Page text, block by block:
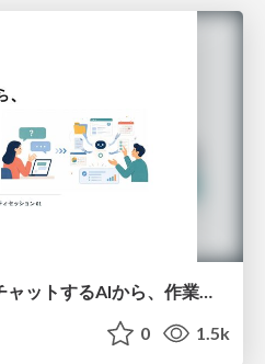
[しろおび夏祭り2026] チャットするAIから、作業するAIへ - 使われ方の変化と、その裏側で起きていること
0 1.5k